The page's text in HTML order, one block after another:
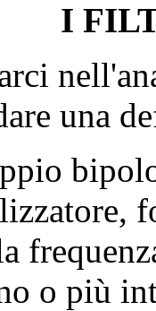
I
una
o più